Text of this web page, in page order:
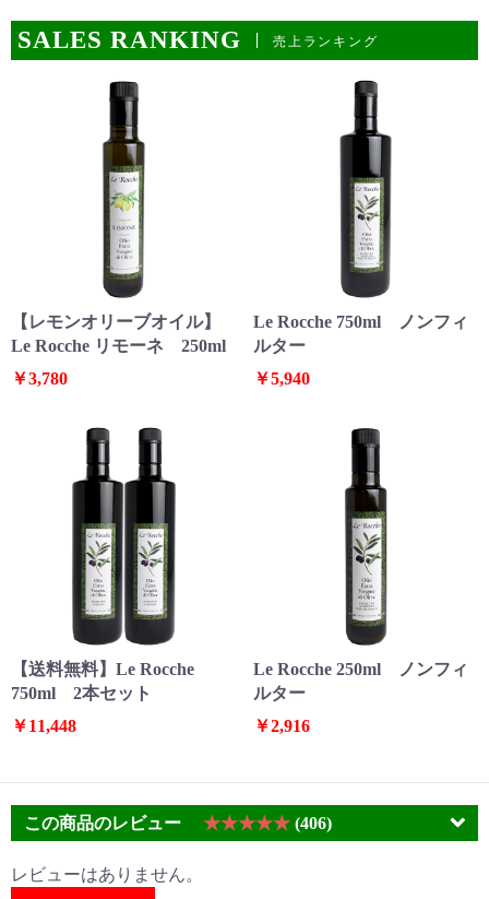
お買い物を続ける カートへ進む
SALES RANKING 売上ランキング
【レモンオリーブオイル】
Le Rocche リモーネ 250ml
￥3,780
Le Rocche 750ml ノンフィ
ルター
￥5,940
【送料無料】Le Rocche
750ml 2本セット
￥11,448
Le Rocche 250ml ノンフィ
ルター
￥2,916
この商品のレビュー ★★★★★ (406)
レビューはありません。